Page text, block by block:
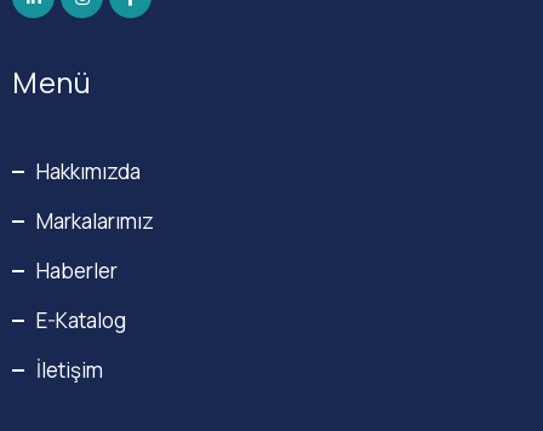
Menü
Hakkımızda
Markalarımız
Haberler
E-Katalog
İletişim